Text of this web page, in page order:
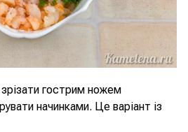
гострим ножем
начинками. Це варіант із